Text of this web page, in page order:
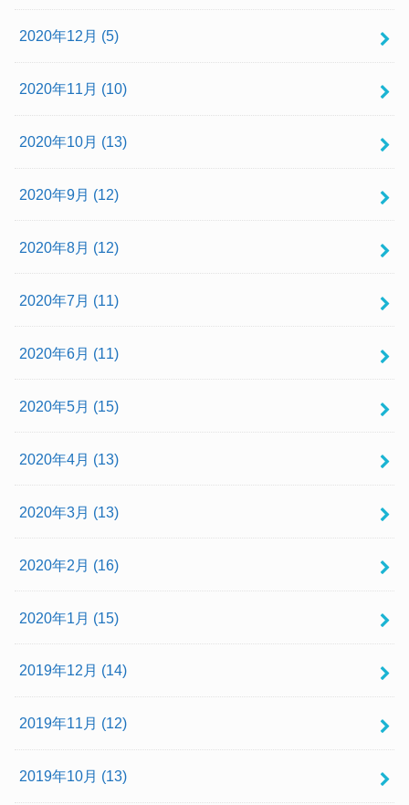
2020年12月 (5)
2020年11月 (10)
2020年10月 (13)
2020年9月 (12)
2020年8月 (12)
2020年7月 (11)
2020年6月 (11)
2020年5月 (15)
2020年4月 (13)
2020年3月 (13)
2020年2月 (16)
2020年1月 (15)
2019年12月 (14)
2019年11月 (12)
2019年10月 (13)